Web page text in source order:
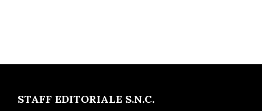
STAFF EDITORIALE S.N.C.